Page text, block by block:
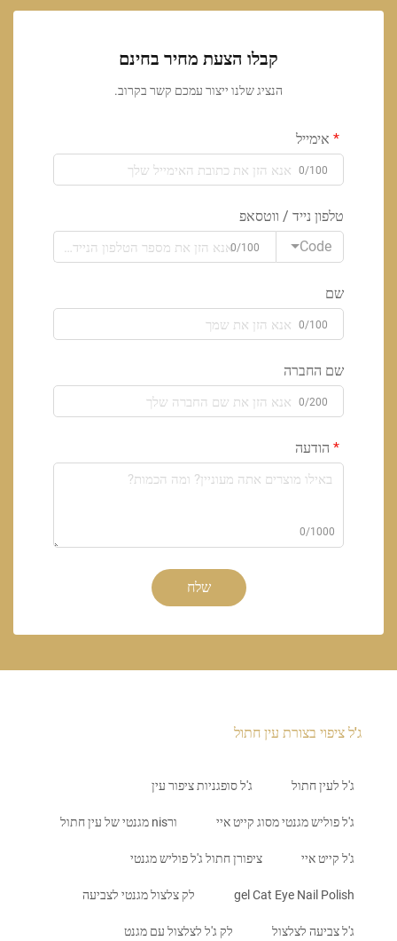
קבלו הצעת מחיר בחינם
הנציג שלנו ייצור עמכם קשר בקרוב.
אימייל
0/100
טלפון נייד / ווטסאפ
Code
0/100
שם
0/100
שם החברה
0/200
הודעה
0/1000
שלח
ג'ל ציפוי בצורת עין חתול
ג'ל לעין חתול ג'ל סופגניות ציפור עין
ג'ל פוליש מגנטי מסוג קייט איי ורnis מגנטי של עין חתול
ג'ל קייט איי ציפורן חתול ג'ל פוליש מגנטי
gel Cat Eye Nail Polish לק צלצול מגנטי לצביעה
ג'ל צביעה לצלצול לק ג'ל לצלצול עם מגנט